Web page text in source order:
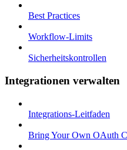
Best Practices
Workflow-Limits
Sicherheitskontrollen
Integrationen verwalten
Integrations-Leitfaden
Bring Your Own OAuth